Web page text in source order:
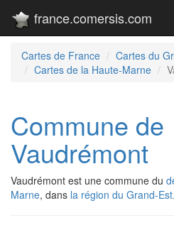
france.comersis.com
Cartes de France
Cartes du
Cartes de la Haute-Marne
Commune de
Vaudrémont
Vaudrémont est une commune du
Marne, dans la région du Grand-Est.